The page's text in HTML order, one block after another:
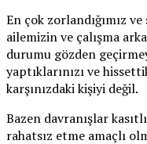
En çok zorlandığımız
ailemizin ve çalışma
durumu gözden
yaptıklarınızı ve
karşınızdaki kişiyi değil.
Bazen davranışlar
rahatsız etme amaçlı